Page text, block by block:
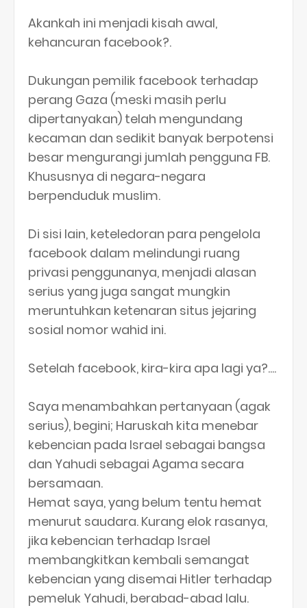
Akankah ini menjadi kisah awal,
kehancuran facebook?.
Dukungan pemilik facebook terhadap
perang Gaza (meski masih perlu
dipertanyakan) telah mengundang
kecaman dan sedikit banyak berpotensi
besar mengurangi jumlah pengguna FB.
Khususnya di negara-negara
berpenduduk muslim.
Di sisi lain, keteledoran para pengelola
facebook dalam melindungi ruang
privasi penggunanya, menjadi alasan
serius yang juga sangat mungkin
meruntuhkan ketenaran situs jejaring
sosial nomor wahid ini.
Setelah facebook, kira-kira apa lagi ya?....
Saya menambahkan pertanyaan (agak
serius), begini; Haruskah kita menebar
kebencian pada Israel sebagai bangsa
dan Yahudi sebagai Agama secara
bersamaan.
Hemat saya, yang belum tentu hemat
menurut saudara. Kurang elok rasanya,
jika kebencian terhadap Israel
membangkitkan kembali semangat
kebencian yang disemai Hitler terhadap
pemeluk Yahudi, berabad-abad lalu.